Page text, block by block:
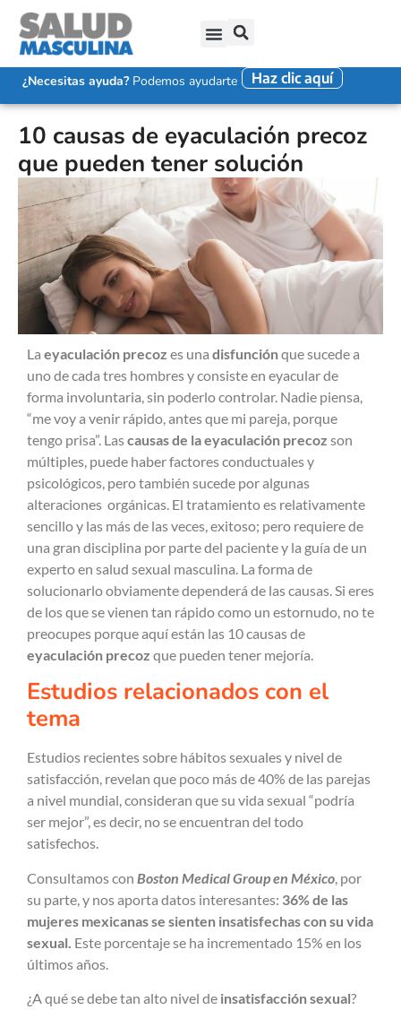
¿Necesitas ayuda?Podemos ayudarte Haz clic aquí
10 causas de eyaculación precoz
que pueden tener solución
La eyaculación precoz es una disfunciónque sucede a
uno de cada tres hombres y consiste en eyacular de
forma involuntaria, sin poderlo controlar. Nadie piensa,
“me voy a venir rápido, antes que mi pareja, porque
tengo prisa”. Lascausas de la eyaculación precoz son
múltiples, puede haber factores conductuales y
psicológicos, pero también sucede por algunas
alteraciones orgánicas. El tratamiento es relativamente
sencillo y las más de las veces, exitoso; pero requiere de
una gran disciplina por parte del paciente y la guía de un
experto en salud sexual masculina. La forma de
solucionarlo obviamente dependerá de las causas. Si eres
de los que se vienen tan rápido como un estornudo, no te
preocupes porque aquí están las 10 causas de
eyaculación precoz que pueden tener mejoría.
Estudios relacionados con el
tema
Estudios recientes sobre hábitos sexuales y nivel de
satisfacción, revelan que poco más de 40% de las parejas
a nivel mundial, consideran que su vida sexual “podría
ser mejor”, es decir, no se encuentran del todo
satisfechos.
Consultamos con Boston Medical Group en México , por
su parte, y nos aporta datos interesantes: 36% de las
mujeres mexicanas se sienten insatisfechas con su vida
sexual. Este porcentaje se ha incrementado 15% en los
últimos años.
¿A qué se debe tan alto nivel de insatisfacción sexual?